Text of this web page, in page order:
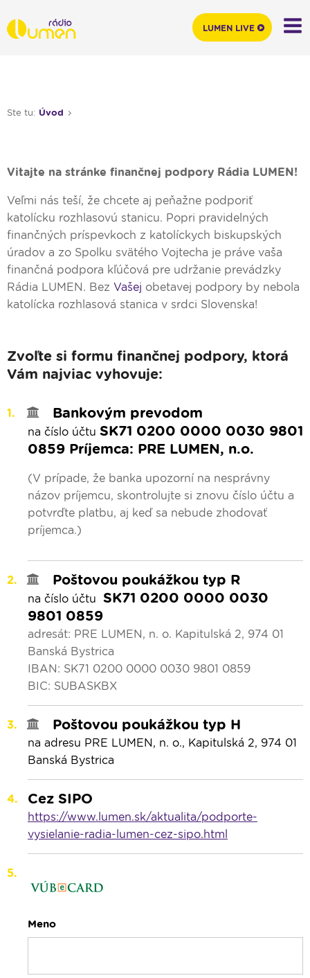
Ste tu: Úvod
Vitajte na stránke finančnej podpory Rádia LUMEN!
Veľmi nás teší, že chcete aj peňažne podporiť
katolícku rozhlasovú stanicu. Popri pravidelných
finančných príspevkoch z katolíckych biskupských
úradov a zo Spolku svätého Vojtecha je práve vaša
finančná podpora kľúčová pre udržanie prevádzky
Rádia LUMEN. Bez Vašej obetavej podpory by nebola
katolícka rozhlasová stanica v srdci Slovenska!
Zvoľte si formu finančnej podpory, ktorá
Vám najviac vyhovuje:
Bankovým prevodom
na číslo účtu SK71 0200 0000 0030 9801
0859 Príjemca: PRE LUMEN, n.o.
(V prípade, že banka upozorní na nesprávny
názov príjemcu, skontrolujte si znovu číslo účtu a
potvrďte platbu, aj keď sa nebude zhodovať
príjemca.)
Poštovou poukážkou typ R
na číslo účtu SK71 0200 0000 0030
9801 0859
adresát: PRE LUMEN, n. o. Kapitulská 2, 974 01
Banská Bystrica
IBAN: SK71 0200 0000 0030 9801 0859
BIC: SUBASKBX
Poštovou poukážkou typ H
na adresu PRE LUMEN, n. o., Kapitulská 2, 974 01
Banská Bystrica
Cez SIPO
https://www.lumen.sk/aktualita/podporte-
vysielanie-radia-lumen-cez-sipo.html
Meno
LUMEN LIVE